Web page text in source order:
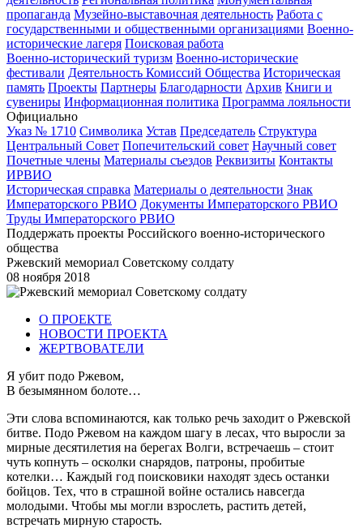
пропаганда Музейно-выставочная деятельность Работа с
государственными и общественными организациями Военно-
исторические лагеря Поисковая работа
Военно-исторический туризм Военно-исторические
фестивали Деятельность Комиссий Общества Историческая
память Проекты Партнеры Благодарности Архив Книги и
сувениры Информационная политика Программа лояльности
Официально
Указ № 1710 Символика Устав Председатель Структура
Центральный Совет Попечительский совет Научный совет
Почетные члены Материалы съездов Реквизиты Контакты
ИРВИО
Историческая справка Материалы о деятельности Знак
Императорского РВИО Документы Императорского РВИО
Труды Императорского РВИО
Поддержать проекты Российского военно-исторического
общества
Ржевский мемориал Советскому солдату
08 ноября 2018
О ПРОЕКТЕ
НОВОСТИ ПРОЕКТА
ЖЕРТВОВАТЕЛИ
Я убит подо Ржевом,
В безымянном болоте…
Эти слова вспоминаются, как только речь заходит о Ржевской
битве. Подо Ржевом на каждом шагу в лесах, что выросли за
мирные десятилетия на берегах Волги, встречаешь – стоит
чуть копнуть – осколки снарядов, патроны, пробитые
котелки… Каждый год поисковики находят здесь останки
бойцов. Тех, что в страшной войне остались навсегда
молодыми. Чтобы мы могли взрослеть, растить детей,
встречать мирную старость.